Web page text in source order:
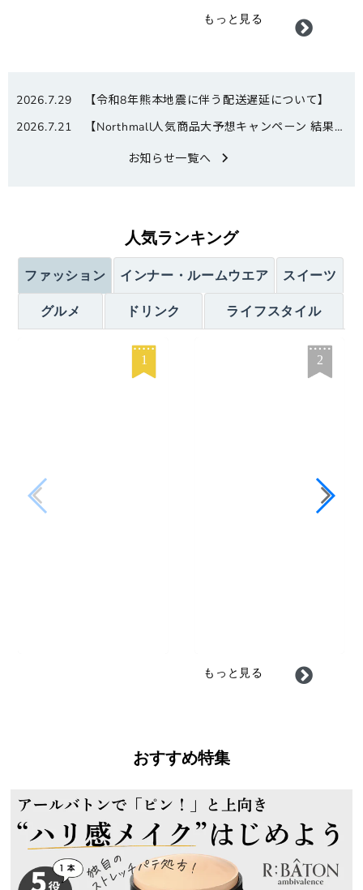
もっと見る
2026.7.29
【令和8年熊本地震に伴う配送遅延について】
2026.7.21
【Northmall人気商品大予想キャンペーン 結果発表】
お知らせ一覧へ
人気ランキング
ファッション インナー・ルームウエア
スイーツ
グルメ
ドリンク ライフスタイル
1 2
もっと見る
おすすめ特集